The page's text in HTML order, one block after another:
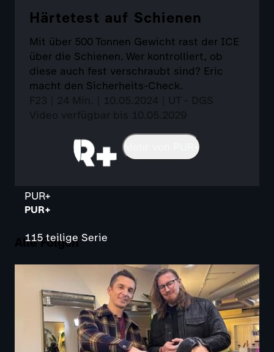
Härtetest auf Schienen
Mit über 500 Tonnen Gewicht rast der ICE
über die Schienen. Wer kontrolliert, ob
diese auch fest verschraubt sind? Eric
macht den Sicherheits-Check.
F23 | 24 Min. | 10.05.2024 | UT - DGS
Video verfügbar bis 10.05.2029
Mehr von PUR+
Alle Folgen
PUR+
PUR+
115 teilige Serie